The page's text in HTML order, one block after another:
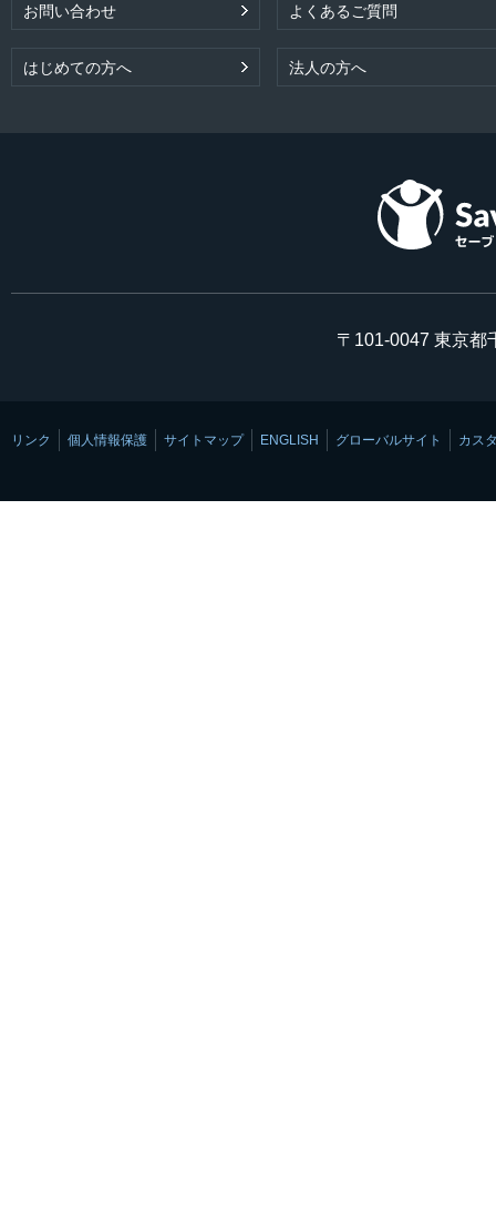
お問い合わせ よくあるご質問
はじめての方へ 法人の方へ
〒101-0047 東京都
リンク 個人情報保護 サイトマップ ENGLISH グローバルサイト カス